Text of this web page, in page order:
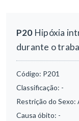
P20Hipóxia
durante o
Código: P201
Classificação: -
Restrição do Sexo:
Causa óbito: -